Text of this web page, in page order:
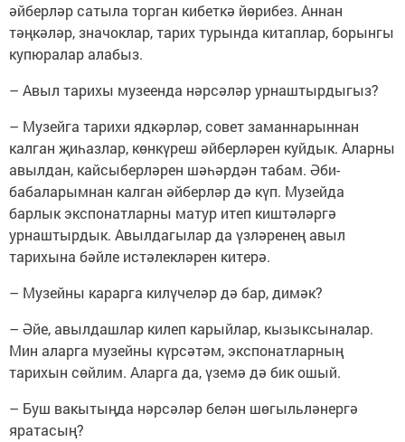
әйберләр сатыла торган кибеткә йөрибез. Аннан
тәңкәләр, значоклар, тарих турында китаплар, борынгы
купюралар алабыз.
– Авыл тарихы музеенда нәрсәләр урнаштырдыгыз?
– Музейга тарихи ядкәрләр, совет заманнарыннан
калган җиһазлар, көнкүреш әйберләрен куйдык. Аларны
авылдан, кайсыберләрен шәһәрдән табам. Әби-
бабаларымнан калган әйберләр дә күп. Музейда
барлык экспонатларны матур итеп киштәләргә
урнаштырдык. Авылдагылар да үзләренең авыл
тарихына бәйле истәлекләрен китерә.
– Музейны карарга килүчеләр дә бар, димәк?
– Әйе, авылдашлар килеп карыйлар, кызыксыналар.
Мин аларга музейны күрсәтәм, экспонатларның
тарихын сөйлим. Аларга да, үземә дә бик ошый.
– Буш вакытыңда нәрсәләр белән шөгыльләнергә
яратасың?